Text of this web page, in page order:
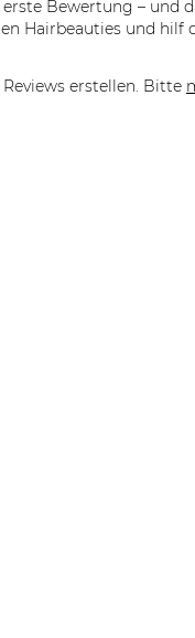
Bewertung – und
Hairbeauties und hilf
erstellen. Bitte